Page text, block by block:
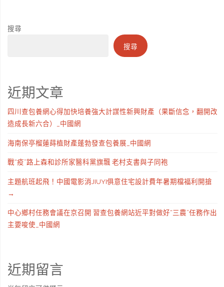
搜尋
搜尋
近期文章
四川查包養網心得加快培養強大計謀性新興財產（果斷信念，翻開改
造成長新六合）_中國網
海南保亭榴蓮蒔植財產蓬勃發查包養展_中國網
戰“疫”路上森和診所家醫科黨旗飄 老村支書與子同袍
主題航班起飛！中國電影消JIUYI俱意住宅設計費年暑期檔福利開搶
→
中心鄉村任務會議在京召開 習查包養網站近平對做好“三農”任務作出
主要唆使_中國網
近期留言